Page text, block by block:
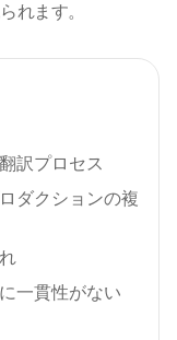
れます。
訳プロセス
ダクションの複
一貫性がない